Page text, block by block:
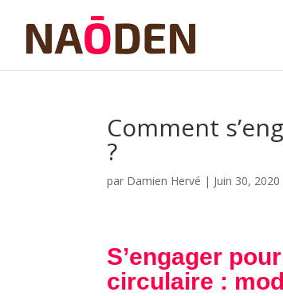
Comment
?
par Damien Hervé | Juin 30, 2020
S’engager
circulaire :